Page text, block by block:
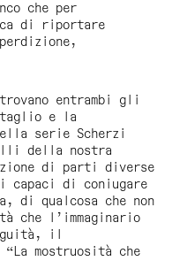
che per
di riportare
entrambi gli
e la
serie Scherzi
della nostra
di parti diverse
di coniugare
di qualcosa che non
che l’immaginario
il
mostruosità che